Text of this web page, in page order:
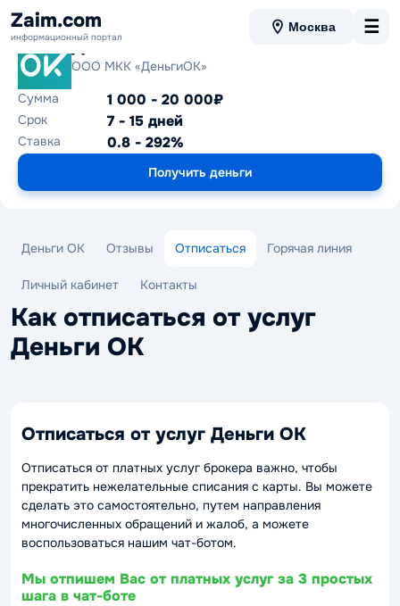
Zaim.com
информационный портал
Москва ☰
Деньги ОК
ООО МКК «ДеньгиОК»
Сумма
1 000 - 20 000₽
Срок 7 - 15 дней
Ставка 0.8 - 292%
Получить деньги
Деньги ОК Отзывы Отписаться Горячая линия
Личный кабинет Контакты
Как отписаться от услуг
Деньги ОК
Отписаться от услуг Деньги ОК
Отписаться от платных услуг брокера важно, чтобы
прекратить нежелательные списания с карты. Вы можете
сделать это самостоятельно, путем направления
многочисленных обращений и жалоб, а можете
воспользоваться нашим чат-ботом.
Мы отпишем Вас от платных услуг за 3 простых
шага в чат-боте